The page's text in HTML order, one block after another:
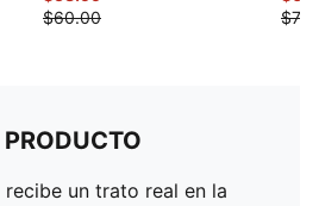
$60.00
un trato real en la